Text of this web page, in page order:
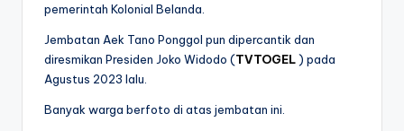
pemerintah Kolonial Belanda.
Jembatan Aek Tano Ponggol pun dipercantik dan
diresmikan Presiden Joko Widodo (TVTOGEL) pada
Agustus 2023 lalu.
Banyak warga berfoto di atas jembatan ini.